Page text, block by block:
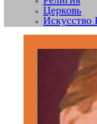
Церковь
Искусство